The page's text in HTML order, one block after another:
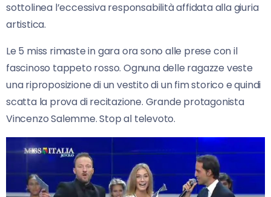
sottolinea l’eccessiva responsabilità affidata alla giuria
artistica.
Le 5 miss rimaste in gara ora sono alle prese con il
fascinoso tappeto rosso. Ognuna delle ragazze veste
una riproposizione di un vestito di un fim storico e quindi
scatta la prova di recitazione. Grande protagonista
Vincenzo Salemme. Stop al televoto.